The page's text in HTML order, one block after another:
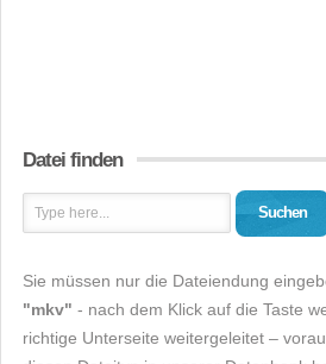
Datei finden
Suchen
Sie müssen nur die Dateiendung
"mkv" - nach dem Klick auf die Taste
richtige Unterseite weitergeleitet –